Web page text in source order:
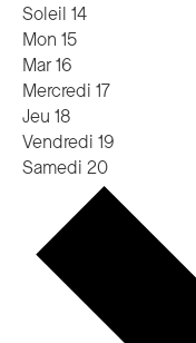
Soleil 14
Mon 15
Mar 16
Mercredi 17
Jeu 18
Vendredi 19
Samedi 20
prochaine